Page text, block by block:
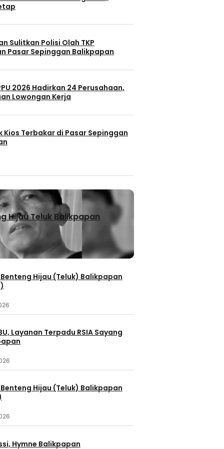
Sulitkan Polisi Olah TKP
Pasar Sepinggan Balikpapan
2026 Hadirkan 24 Perusahaan,
Lowongan Kerja
Kios Terbakar di Pasar Sepinggan
Hijau Teluk Balikpapan
Hijau (Teluk) Balikpapan
Layanan Terpadu RSIA Sayang
Hijau (Teluk) Balikpapan
Hymne Balikpapan